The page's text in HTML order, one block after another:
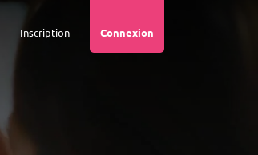
Connexion
Inscription